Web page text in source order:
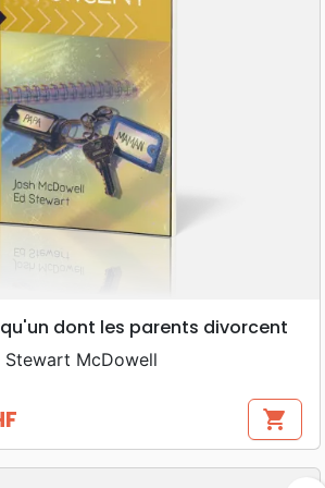
dont les parents divorcent
McDowell
shopping_cart